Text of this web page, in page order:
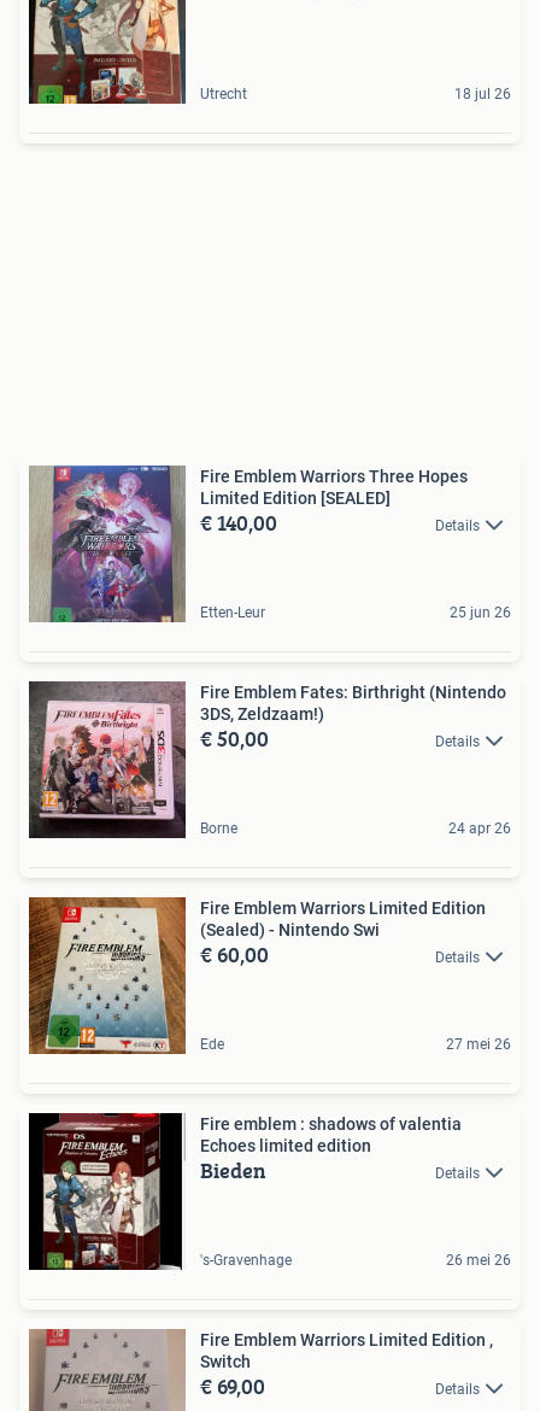
Utrecht 18 jul 26
Fire Emblem Warriors Three Hopes
Limited Edition [SEALED]
€ 140,00 Details
Etten-Leur 25 jun 26
Fire Emblem Fates: Birthright (Nintendo
3DS, Zeldzaam!)
€ 50,00 Details
Borne 24 apr 26
Fire Emblem Warriors Limited Edition
(Sealed) - Nintendo Swi
€ 60,00 Details
Ede 27 mei 26
Fire emblem : shadows of valentia
Echoes limited edition
Bieden Details
's-Gravenhage 26 mei 26
Fire Emblem Warriors Limited Edition ,
Switch
€ 69,00 Details